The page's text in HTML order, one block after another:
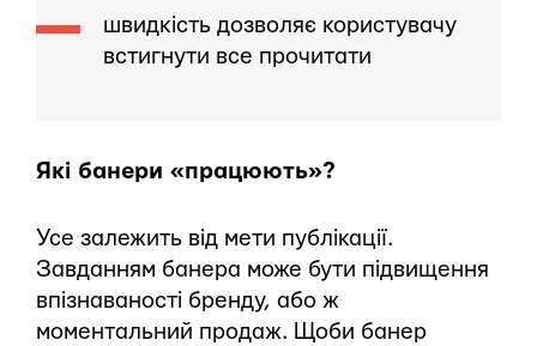
швидкість дозволяє користувачу
встигнути все прочитати
Які банери «працюють»?
Усе залежить від мети публікації.
Завданням банера може бути підвищення
впізнаваності бренду, або ж
моментальний продаж. Щоби банер